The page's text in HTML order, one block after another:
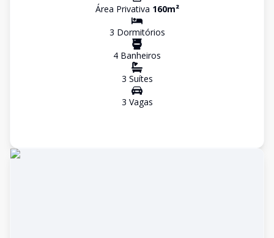
Área Privativa 160m²
3 Dormitórios
4 Banheiros
3 Suítes
3 Vagas